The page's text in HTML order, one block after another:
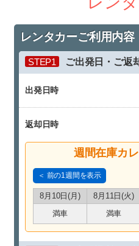
レンタカーご利用内容
STEP1 ご出発日・ご返
出発日時
返却日時
週間在庫カ
＜ 前の1週間を表示
8月10日(月) 8月11日(火)
満車
満車